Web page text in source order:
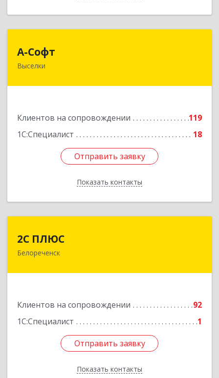
А-Софт
Выселки
Клиентов на сопровождении
119
1С:Специалист
18
Отправить заявку
Показать контакты
353100, Краснодарский край, Выселковский
Отправить заявку
Назад
2С ПЛЮС
Белореченск
Клиентов на сопровождении
92
1С:Специалист
1
Отправить заявку
Показать контакты
352630, Краснодарский край, Белореченский р-
Отправить заявку
Назад